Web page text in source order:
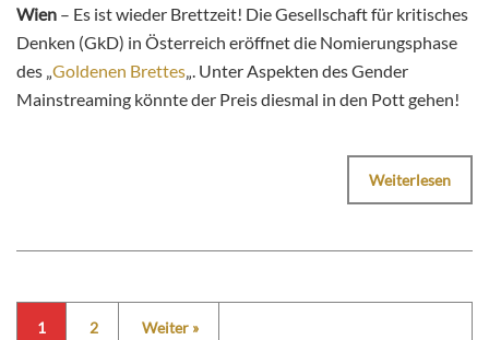
Wien – Es ist wieder Brettzeit! Die Gesellschaft für kritisches
Denken (GkD) in Österreich eröffnet die Nomierungsphase
des „Goldenen Brettes„. Unter Aspekten des Gender
Mainstreaming könnte der Preis diesmal in den Pott gehen!
Weiterlesen
1 2 Weiter »